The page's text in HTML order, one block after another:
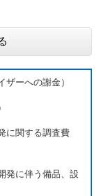
ザーへの謝金）
に関する調査費
発に伴う備品、設